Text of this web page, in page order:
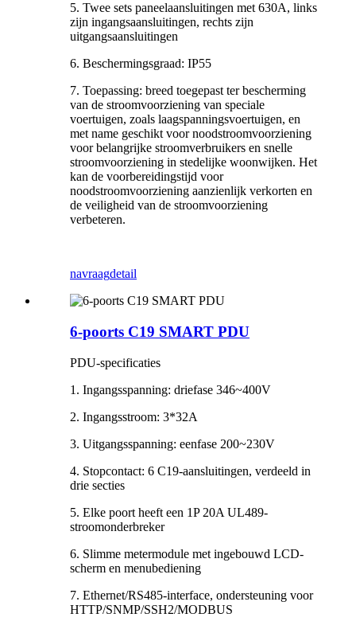
5. Twee sets paneelaansluitingen met 630A, links
zijn ingangsaansluitingen, rechts zijn
uitgangsaansluitingen
6. Beschermingsgraad: IP55
7. Toepassing: breed toegepast ter bescherming
van de stroomvoorziening van speciale
voertuigen, zoals laagspanningsvoertuigen, en
met name geschikt voor noodstroomvoorziening
voor belangrijke stroomverbruikers en snelle
stroomvoorziening in stedelijke woonwijken. Het
kan de voorbereidingstijd voor
noodstroomvoorziening aanzienlijk verkorten en
de veiligheid van de stroomvoorziening
verbeteren.
navraagdetail
6-poorts C19 SMART PDU
PDU-specificaties
1. Ingangsspanning: driefase 346~400V
2. Ingangsstroom: 3*32A
3. Uitgangsspanning: eenfase 200~230V
4. Stopcontact: 6 C19-aansluitingen, verdeeld in
drie secties
5. Elke poort heeft een 1P 20A UL489-
stroomonderbreker
6. Slimme metermodule met ingebouwd LCD-
scherm en menubediening
7. Ethernet/RS485-interface, ondersteuning voor
HTTP/SNMP/SSH2/MODBUS